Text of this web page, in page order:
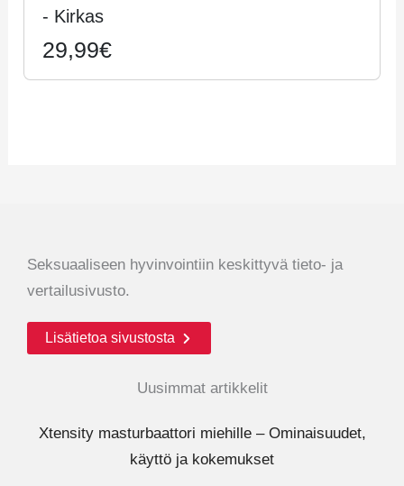
- Kirkas
29,99€
Seksuaaliseen hyvinvointiin keskittyvä tieto- ja
vertailusivusto.
Lisätietoa sivustosta
Uusimmat artikkelit
Xtensity masturbaattori miehille – Ominaisuudet,
käyttö ja kokemukset